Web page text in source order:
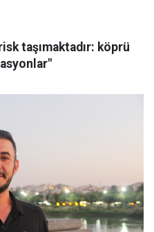
taşımaktadır: köprü